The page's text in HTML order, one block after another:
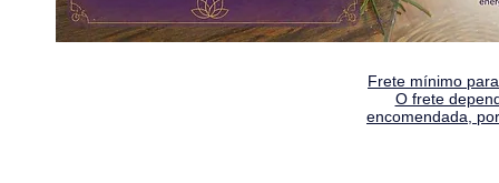
Frete mínimo
O frete
encomendada,